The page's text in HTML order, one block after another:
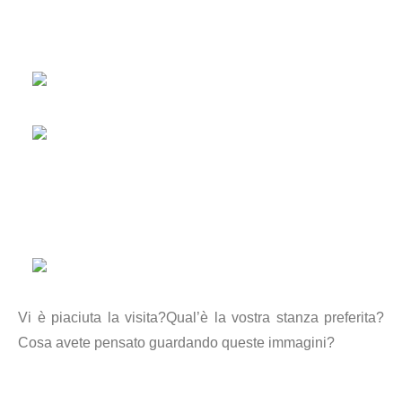
Vi è piaciuta la visita?Qual’è la vostra stanza preferita?
Cosa avete pensato guardando queste immagini?